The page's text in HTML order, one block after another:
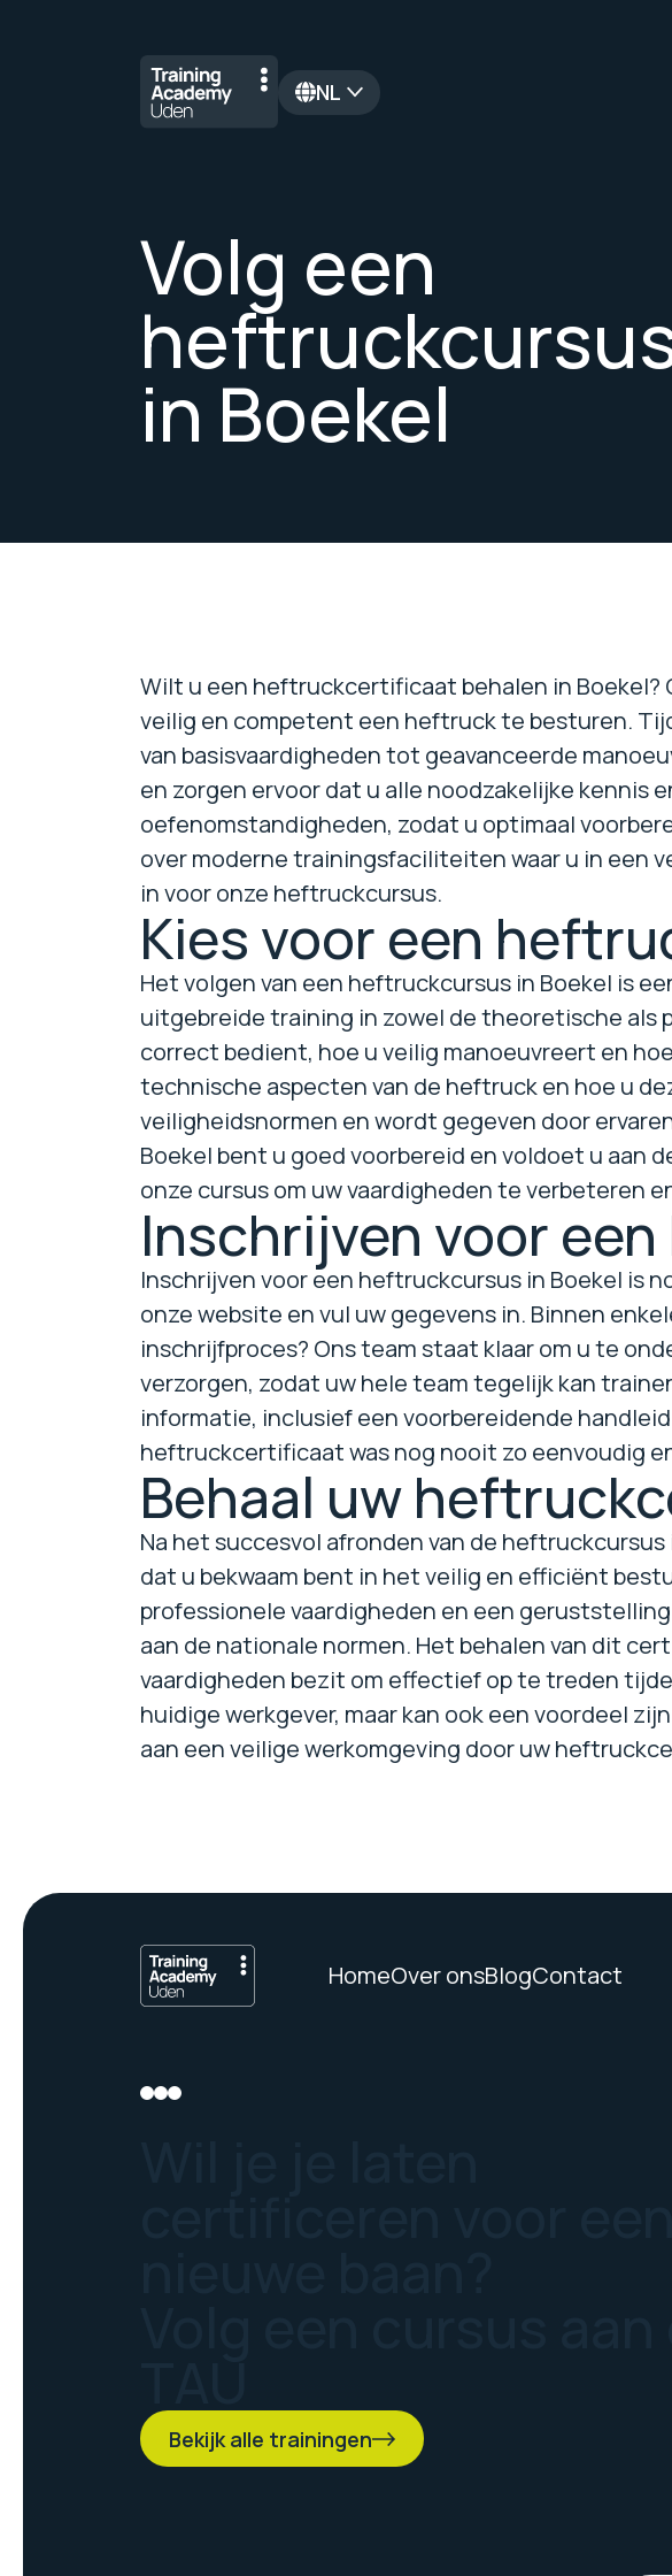
NL
Volg een
in Boekel
Wilt u een heftruckcertificaat behalen in
veilig en competent een heftruck te besturen.
van basisvaardigheden tot geavanceerde
en zorgen ervoor dat u alle noodzakelijke kennis
oefenomstandigheden, zodat u optimaal
over moderne trainingsfaciliteiten waar u in een
in voor onze heftruckcursus.
Kies voor een
Het volgen van een heftruckcursus in Boekel is
uitgebreide training in zowel de theoretische als
correct bedient, hoe u veilig manoeuvreert en
technische aspecten van de heftruck en hoe u
veiligheidsnormen en wordt gegeven door
Boekel bent u goed voorbereid en voldoet u aan
onze cursus om uw vaardigheden te verbeteren
Inschrijven voor
Inschrijven voor een heftruckcursus in Boekel is
onze website en vul uw gegevens in. Binnen
inschrijfproces? Ons team staat klaar om u te
verzorgen, zodat uw hele team tegelijk kan
informatie, inclusief een voorbereidende
heftruckcertificaat was nog nooit zo eenvoudig
Behaal uw
Na het succesvol afronden van de
dat u bekwaam bent in het veilig en efficiënt
professionele vaardigheden en een
aan de nationale normen. Het behalen van dit
vaardigheden bezit om effectief op te treden
huidige werkgever, maar kan ook een voordeel
aan een veilige werkomgeving door uw
HomeOver onsBlogContact
Bekijk alle trainingen